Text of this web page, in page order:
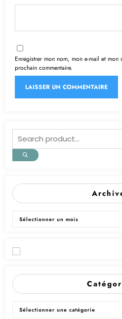
Enregistrer mon nom, mon e-mail et
prochain commentaire.
Archives
Catégories